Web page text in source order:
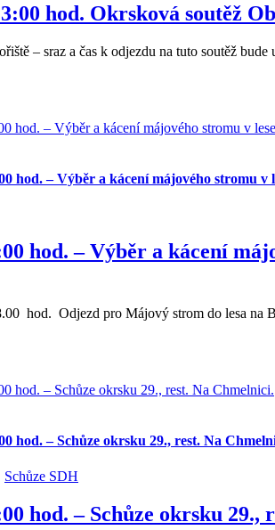
hod. Okrsková soutěž
– sraz a čas k odjezdu na tuto soutěž bude
hod. – Výběr a kácení májového stromu v
hod. – Výběr a kácení májového stromu v
hod. – Výběr a kácení
hod. Odjezd pro Májový strom do lesa na
hod. – Schůze okrsku 29., rest. Na Chmelnici.
hod. – Schůze okrsku 29., rest. Na
Schůze SDH
hod. – Schůze okrsku 29.,